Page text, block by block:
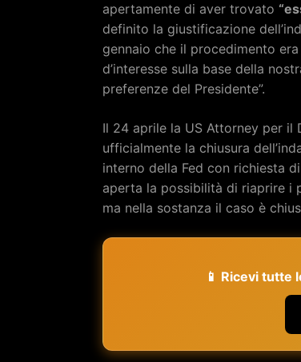
apertamente di aver trovato
definito la giustificazione
gennaio che il procedimento
d’interesse sulla base della
preferenze del Presidente”.
Il 24 aprile la US Attorney per il
ufficialmente la chiusura
interno della Fed con richiesta
aperta la possibilità di riaprire i
ma nella sostanza il caso è
📱 Ricevi tutte